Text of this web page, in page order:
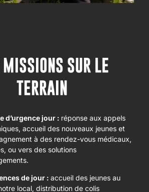
MISSIONS SUR LE
TERRAIN
d’urgence jour : réponse aux appels
accueil des nouveaux jeunes et
à des rendez-vous médicaux,
ou vers des solutions
de jour : accueil des jeunes au
local, distribution de colis